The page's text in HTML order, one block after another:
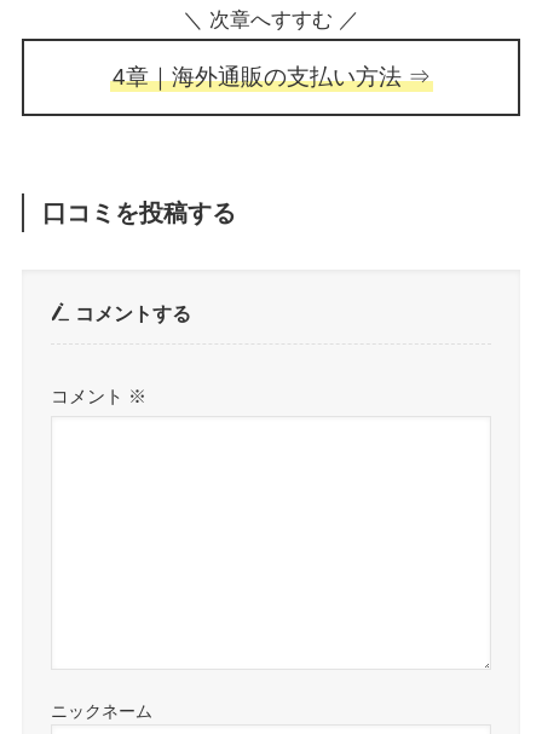
＼ 次章へすすむ ／
4章｜海外通販の支払い方法 ⇒
口コミを投稿する
コメントする
コメント ※